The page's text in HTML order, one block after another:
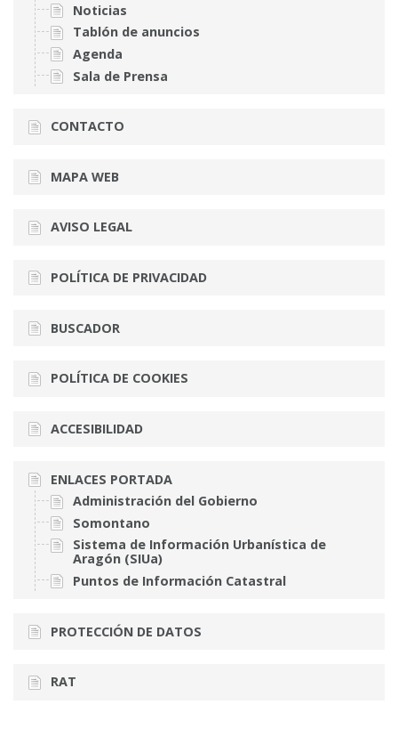
Noticias
Tablón de anuncios
Agenda
Sala de Prensa
CONTACTO
MAPA WEB
AVISO LEGAL
POLÍTICA DE PRIVACIDAD
BUSCADOR
POLÍTICA DE COOKIES
ACCESIBILIDAD
ENLACES PORTADA
Administración del Gobierno
Somontano
Sistema de Información Urbanística de
Aragón (SIUa)
Puntos de Información Catastral
PROTECCIÓN DE DATOS
RAT